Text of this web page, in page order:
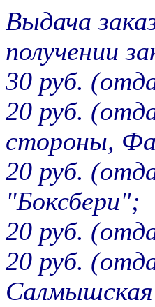
Выдача
получении
30 руб.
20 руб.
стороны,
20 руб.
"Боксбери";
20 руб.
20 руб.
Салмышская